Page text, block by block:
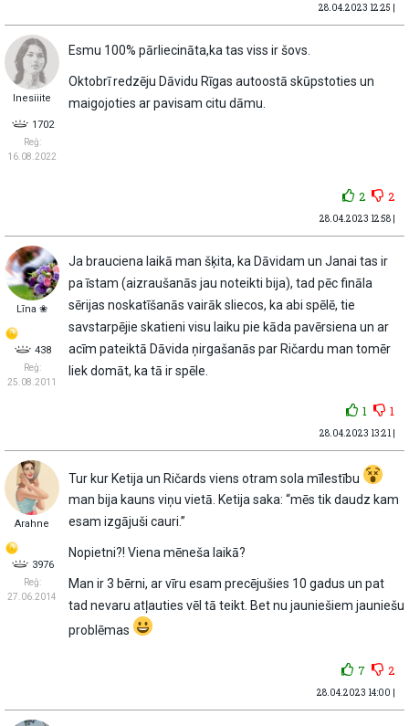
28.04.2023 12:25 |
Inesiiite
1702
Reģ:
16.08.2022
Esmu 100% pārliecināta,ka tas viss ir šovs.
Oktobrī redzēju Dāvidu Rīgas autoostā skūpstoties un
maigojoties ar pavisam citu dāmu.
2 2
28.04.2023 12:58 |
Līna ❀
438
Reģ:
25.08.2011
Ja brauciena laikā man šķita, ka Dāvidam un Janai tas ir
pa īstam (aizraušanās jau noteikti bija), tad pēc fināla
sērijas noskatīšanās vairāk sliecos, ka abi spēlē, tie
savstarpējie skatieni visu laiku pie kāda pavērsiena un ar
acīm pateiktā Dāvida ņirgašanās par Ričardu man tomēr
liek domāt, ka tā ir spēle.
1 1
28.04.2023 13:21 |
Arahne
3976
Reģ:
27.06.2014
Tur kur Ketija un Ričards viens otram sola mīlestību
man bija kauns viņu vietā. Ketija saka: “mēs tik daudz kam
esam izgājuši cauri.”
Nopietni?! Viena mēneša laikā?
Man ir 3 bērni, ar vīru esam precējušies 10 gadus un pat
tad nevaru atļauties vēl tā teikt. Bet nu jauniešiem jauniešu
problēmas
7 2
28.04.2023 14:00 |